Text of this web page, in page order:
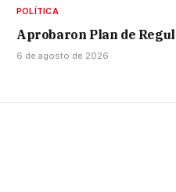
POLÍTICA
Aprobaron Plan de
6 de agosto de 2026